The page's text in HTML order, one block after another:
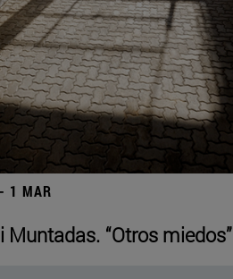
1 MAR
Muntadas. “Otros miedos”